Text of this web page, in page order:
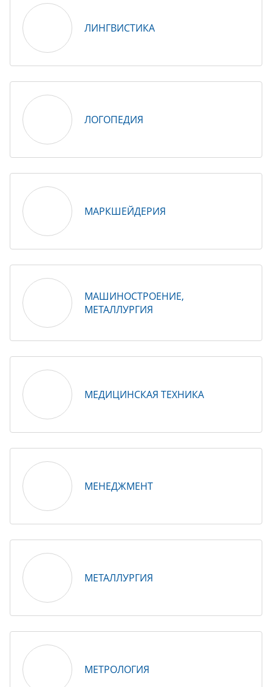
ЛИНГВИСТИКА
ЛОГОПЕДИЯ
МАРКШЕЙДЕРИЯ
МАШИНОСТРОЕНИЕ,
МЕТАЛЛУРГИЯ
МЕДИЦИНСКАЯ ТЕХНИКА
МЕНЕДЖМЕНТ
МЕТАЛЛУРГИЯ
МЕТРОЛОГИЯ